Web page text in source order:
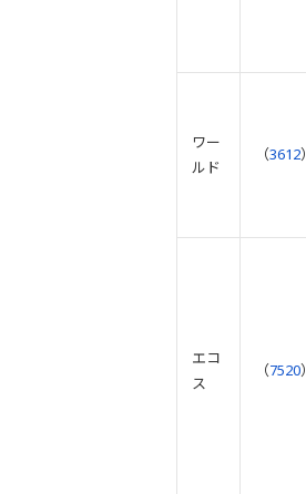
ワー
ルド
（3612）
エコ
ス
（7520）